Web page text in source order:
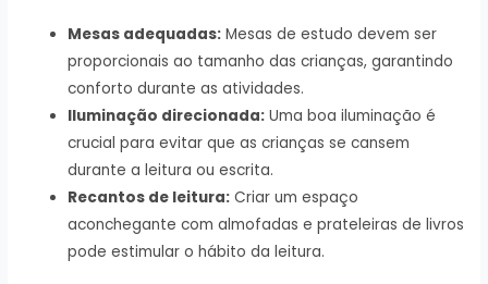
Mesas adequadas: Mesas de estudo devem ser
proporcionais ao tamanho das crianças, garantindo
conforto durante as atividades.
Iluminação direcionada: Uma boa iluminação é
crucial para evitar que as crianças se cansem
durante a leitura ou escrita.
Recantos de leitura: Criar um espaço
aconchegante com almofadas e prateleiras de livros
pode estimular o hábito da leitura.